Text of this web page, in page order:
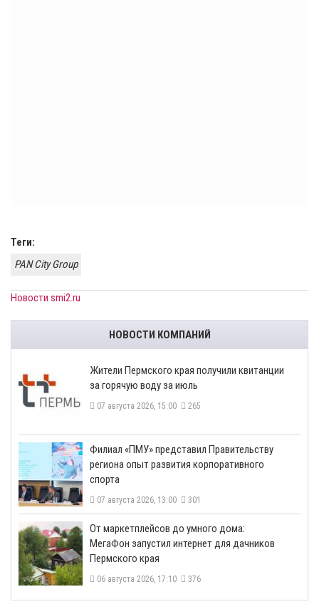
Теги:
PAN City Group
Новости smi2.ru
НОВОСТИ КОМПАНИЙ
​Жители Пермского края получили квитанции
за горячую воду за июль
07 августа 2026, 15:00 265
​Филиал «ПМУ» представил Правительству
региона опыт развития корпоративного
спорта
07 августа 2026, 13:00 301
От маркетплейсов до умного дома:
МегаФон запустил интернет для дачников
Пермского края
06 августа 2026, 17:10 376